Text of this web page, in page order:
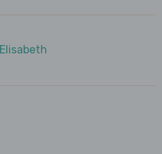
Elisabeth